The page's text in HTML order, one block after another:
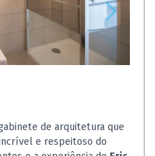
de arquitetura que
e respeitoso do